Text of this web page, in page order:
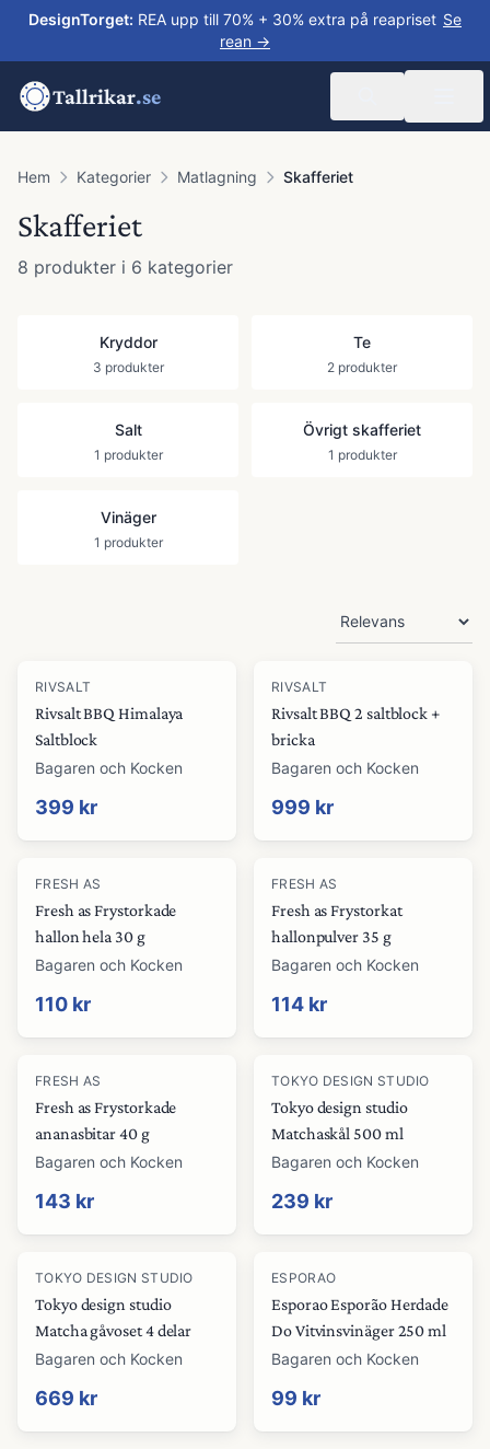
DesignTorget: REA upp till 70% + 30% extra på reapriset Se
rean →
Tallrikar.se
Hem Kategorier Matlagning Skafferiet
Skafferiet
8 produkter i 6 kategorier
Kryddor
3 produkter
Te
2 produkter
Salt
1 produkter
Övrigt skafferiet
1 produkter
Vinäger
1 produkter
RIVSALT
Rivsalt BBQ Himalaya
Saltblock
Bagaren och Kocken
399 kr
RIVSALT
Rivsalt BBQ 2 saltblock +
bricka
Bagaren och Kocken
999 kr
FRESH AS
Fresh as Frystorkade
hallon hela 30 g
Bagaren och Kocken
110 kr
FRESH AS
Fresh as Frystorkat
hallonpulver 35 g
Bagaren och Kocken
114 kr
FRESH AS
Fresh as Frystorkade
ananasbitar 40 g
Bagaren och Kocken
143 kr
TOKYO DESIGN STUDIO
Tokyo design studio
Matchaskål 500 ml
Bagaren och Kocken
239 kr
TOKYO DESIGN STUDIO
Tokyo design studio
Matcha gåvoset 4 delar
Bagaren och Kocken
669 kr
ESPORAO
Esporao Esporão Herdade
Do Vitvinsvinäger 250 ml
Bagaren och Kocken
99 kr